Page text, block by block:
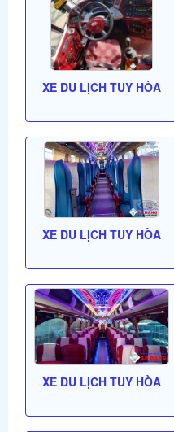
XE DU LỊCH TUY HÒA
XE DU LỊCH TUY HÒA
XE DU LỊCH TUY HÒA